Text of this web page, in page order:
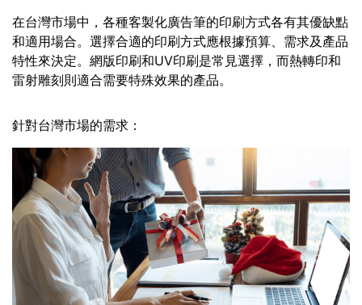
在台灣市場中，各種客製化廣告筆的印刷方式各有其優缺點
和適用場合。選擇合適的印刷方式應根據預算、需求及產品
特性來決定。網版印刷和UV印刷是常見選擇，而熱轉印和
雷射雕刻則適合需要特殊效果的產品。
針對台灣市場的需求：